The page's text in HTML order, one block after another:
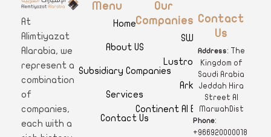
A
limtiyazat Alarabia
At
Alimtiyazat
Alarabia, we
represent a
combination
of
companies,
each with a
Menu
Home
About US
Subsidiary Companies
Services
Contact Us
Our
Companies
SWAR
Lustro Clinics
Arkan
Continent Al Ertiqaa Hotel
Contact
Us
Address: The
Kingdom of
Saudi Arabia
Jeddah Hira
Street Al
MarwahDist
Phone:
+966920000018